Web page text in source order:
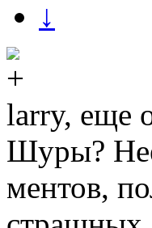
↓
larry, еще
Шуры?
ментов,